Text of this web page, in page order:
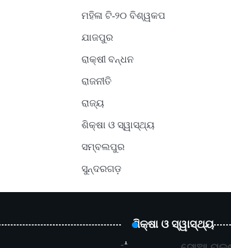
ମହିଳା ଟି-୨୦ ବିଶ୍ୱକପ
ଯାଜପୁର
ରାକ୍ଷୀ ବନ୍ଧନ
ରାଜନୀତି
ରାଜ୍ୟ
ଶିକ୍ଷା ଓ ସ୍ୱାସ୍ଥ୍ୟ
ସମ୍ବଲପୁର
ସୁନ୍ଦରଗଡ଼
ଶିକ୍ଷା ଓ ସ୍ୱାସ୍ଥ୍ୟ
1